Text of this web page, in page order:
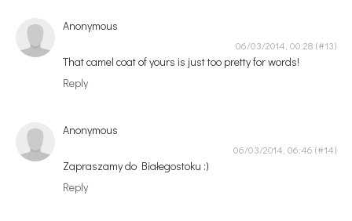
Anonymous
06/03/2014, 00:28
That camel coat of yours is just too pretty for words!
Reply
Anonymous
06/03/2014, 06:46
Zapraszamy do Białegostoku :)
Reply